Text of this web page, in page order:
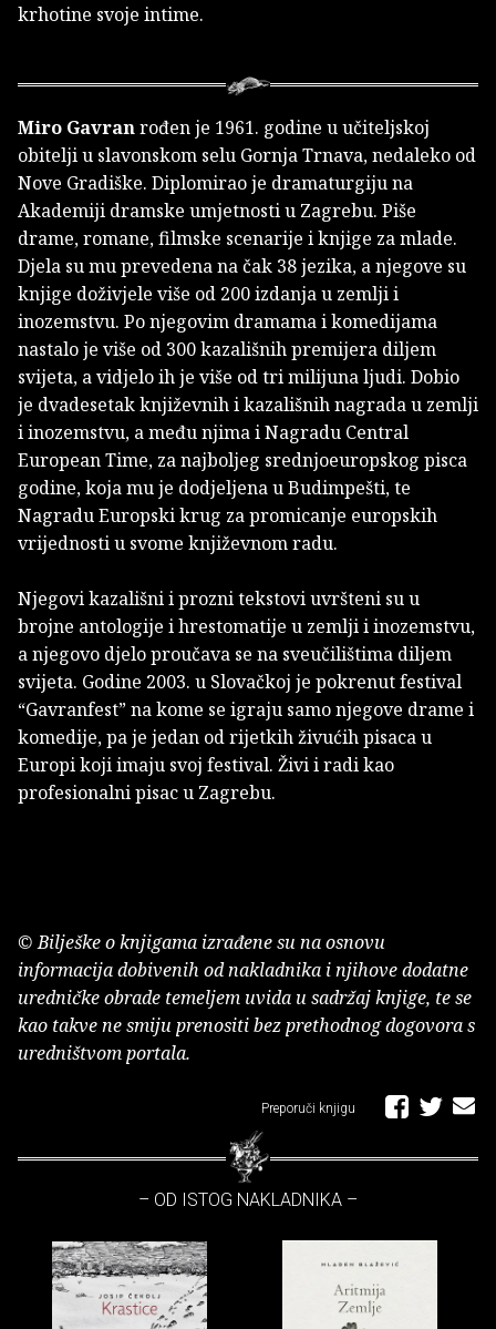
krhotine svoje intime.
Miro Gavranrođen je 1961. godine u učiteljskoj
obitelji u slavonskom selu Gornja Trnava, nedaleko od
Nove Gradiške. Diplomirao je dramaturgiju na
Akademiji dramske umjetnosti u Zagrebu. Piše
drame, romane, filmske scenarije i knjige za mlade.
Djela su mu prevedena na čak 38 jezika, a njegove su
knjige doživjele više od 200 izdanja u zemlji i
inozemstvu. Po njegovim dramama i komedijama
nastalo je više od 300 kazališnih premijera diljem
svijeta, a vidjelo ih je više od tri milijuna ljudi. Dobio
je dvadesetak književnih i kazališnih nagrada u zemlji
i inozemstvu, a među njima i Nagradu Central
European Time, za najboljeg srednjoeuropskog pisca
godine, koja mu je dodjeljena u Budimpešti, te
Nagradu Europski krug za promicanje europskih
vrijednosti u svome književnom radu.
Njegovi kazališni i prozni tekstovi uvršteni su u
brojne antologije i hrestomatije u zemlji i inozemstvu,
a njegovo djelo proučava se na sveučilištima diljem
svijeta. Godine 2003. u Slovačkoj je pokrenut festival
“Gavranfest” na kome se igraju samo njegove drame i
komedije, pa je jedan od rijetkih živućih pisaca u
Europi koji imaju svoj festival. Živi i radi kao
profesionalni pisac u Zagrebu.
© Bilješke o knjigama izrađene su na osnovu
informacija dobivenih od nakladnika i njihove dodatne
uredničke obrade temeljem uvida u sadržaj knjige, te se
kao takve ne smiju prenositi bez prethodnog dogovora s
uredništvom portala.
Preporuči knjigu
– OD ISTOG NAKLADNIKA –